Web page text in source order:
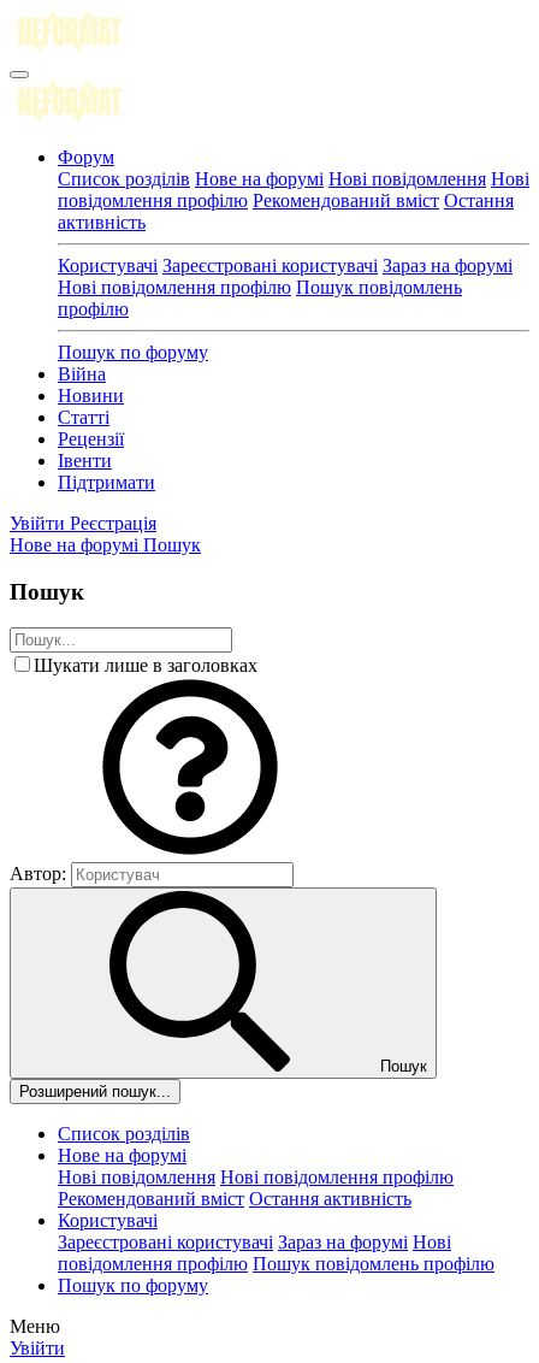
Форум
Список розділів Нове на форумі Нові повідомлення Нові
повідомлення профілю Рекомендований вміст Остання
активність
Користувачі Зареєстровані користувачі Зараз на форумі
Нові повідомлення профілю Пошук повідомлень
профілю
Пошук по форуму
Війна
Новини
Статті
Рецензії
Івенти
Підтримати
Увійти Реєстрація
Нове на форумі Пошук
Пошук
Шукати лише в заголовках
Автор:
Пошук
Розширений пошук...
Список розділів
Нове на форумі
Нові повідомлення Нові повідомлення профілю
Рекомендований вміст Остання активність
Користувачі
Зареєстровані користувачі Зараз на форумі Нові
повідомлення профілю Пошук повідомлень профілю
Пошук по форуму
Меню
Увійти